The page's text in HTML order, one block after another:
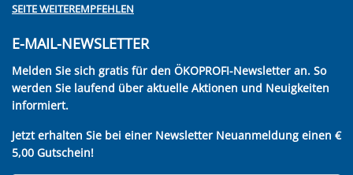
SEITE WEITEREMPFEHLEN
E-MAIL-NEWSLETTER
Melden Sie sich gratis für den ÖKOPROFI-Newsletter an. So
werden Sie laufend über aktuelle Aktionen und Neuigkeiten
informiert.
Jetzt erhalten Sie bei einer Newsletter Neuanmeldung einen €
5,00 Gutschein!